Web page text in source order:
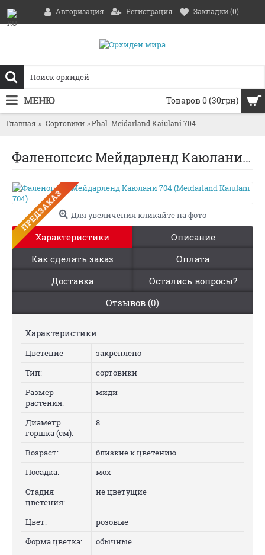
Авторизация Регистрация Закладки (0)
Товаров 0 (30грн)
МЕНЮ
Главная Сортовики Phal. Meidarland Kaiulani 704
Фаленопсис Мейдарленд Каюлани 704 (Meidarland Kaiulani 704)
ПРЕДЗАКАЗ Для увеличения кликайте на фото
Характеристики
Описание
Как сделать заказ
Оплата
Доставка
Остались вопросы?
Отзывов (0)
Характеристики
Цветение
закреплено
Тип:
сортовики
Размер
растения:
миди
Диаметр
горшка (см):
8
Возраст:
близкие к цветению
Посадка:
мох
Стадия
цветения:
не цветущие
Цвет:
розовые
Форма цветка:
обычные